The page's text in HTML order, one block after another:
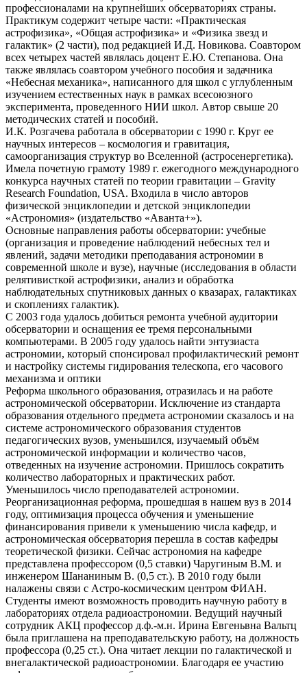
профессионалами на крупнейших обсерваториях страны.
Практикум содержит четыре части: «Практическая
астрофизика», «Общая астрофизика» и «Физика звезд и
галактик» (2 части), под редакцией И.Д. Новикова. Соавтором
всех четырех частей являлась доцент Е.Ю. Степанова. Она
также являлась соавтором учебного пособия и задачника
«Небесная механика», написанного для школ с углубленным
изучением естественных наук в рамках всесоюзного
эксперимента, проведенного НИИ школ. Автор свыше 20
методических статей и пособий.
И.К. Розгачева работала в обсерватории с 1990 г. Круг ее
научных интересов – космология и гравитация,
самоорганизация структур во Вселенной (астросенергетика).
Имела почетную грамоту 1989 г. ежегодного международного
конкурса научных статей по теории гравитации – Gravity
Research Foundation, USA. Входила в число авторов
физической энциклопедии и детской энциклопедии
«Астрономия» (издательство «Аванта+»).
Основные направления работы обсерватории: учебные
(организация и проведение наблюдений небесных тел и
явлений, задачи методики преподавания астрономии в
современной школе и вузе), научные (исследования в области
релятивисткой астрофизики, анализ и обработка
наблюдательных спутниковых данных о квазарах, галактиках
и скоплениях галактик).
С 2003 года удалось добиться ремонта учебной аудитории
обсерватории и оснащения ее тремя персональными
компьютерами. В 2005 году удалось найти энтузиаста
астрономии, который спонсировал профилактический ремонт
и настройку системы гидирования телескопа, его часового
механизма и оптики
Реформа школьного образования, отразилась и на работе
астрономической обсерватории. Исключение из стандарта
образования отдельного предмета астрономии сказалось и на
системе астрономического образования студентов
педагогических вузов, уменьшился, изучаемый объём
астрономической информации и количество часов,
отведенных на изучение астрономии. Пришлось сократить
количество лабораторных и практических работ.
Уменьшилось число преподавателей астрономии.
Реорганизационная реформа, прошедшая в нашем вуз в 2014
году, оптимизация процесса обучения и уменьшение
финансирования привели к уменьшению числа кафедр, и
астрономическая обсерватория перешла в состав кафедры
теоретической физики. Сейчас астрономия на кафедре
представлена профессором (0,5 ставки) Чаругиным В.М. и
инженером Шананиным В. (0,5 ст.). В 2010 году были
налажены связи с Астро-космическим центром ФИАН.
Студенты имеют возможность проводить научную работу в
лабораториях отдела радиоастрономии. Ведущий научный
сотрудник АКЦ профессор д.ф.-м.н. Ирина Евгеньвна Вальтц
была приглашена на преподавательскую работу, на должность
профессора (0,25 ст.). Она читает лекции по галактической и
внегалактической радиоастрономии. Благодаря ее участию